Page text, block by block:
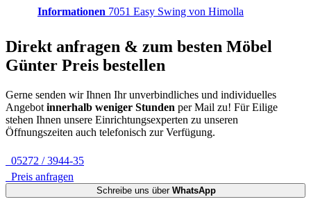
Informationen 7051 Easy Swing von Himolla
Direkt anfragen & zum besten Möbel
Günter Preis bestellen
Gerne senden wir Ihnen Ihr unverbindliches und individuelles
Angebot innerhalb weniger Stunden per Mail zu! Für Eilige
stehen Ihnen unsere Einrichtungsexperten zu unseren
Öffnungszeiten auch telefonisch zur Verfügung.
05272 / 3944-35
Preis anfragen
Schreibe uns über WhatsApp